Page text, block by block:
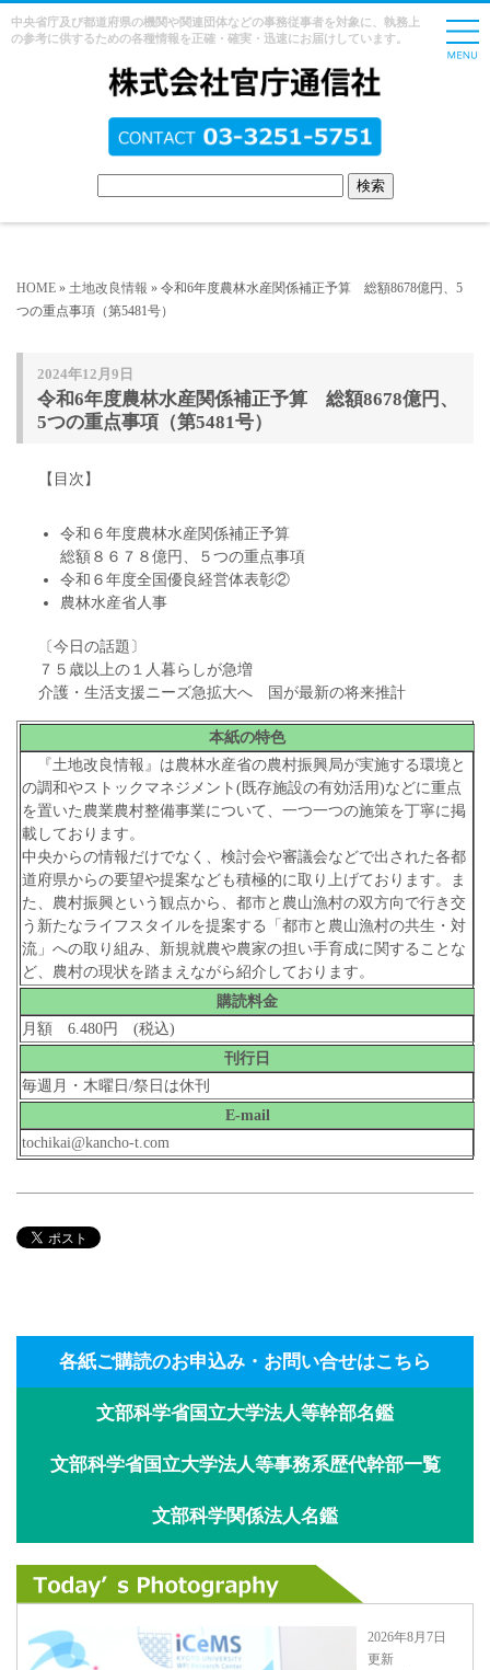
中央省庁及び都道府県の機関や関連団体などの事務従事者を対象に、執務上
の参考に供するための各種情報を正確・確実・迅速にお届けしています。
HOME » 土地改良情報 » 令和6年度農林水産関係補正予算 総額8678億円、5
つの重点事項（第5481号）
2024年12月9日
令和6年度農林水産関係補正予算 総額8678億円、
5つの重点事項（第5481号）
【目次】
令和６年度農林水産関係補正予算
総額８６７８億円、５つの重点事項
令和６年度全国優良経営体表彰②
農林水産省人事
〔今日の話題〕
７５歳以上の１人暮らしが急増
介護・生活支援ニーズ急拡大へ 国が最新の将来推計
本紙の特色
『土地改良情報』は農林水産省の農村振興局が実施する環境と
の調和やストックマネジメント(既存施設の有効活用)などに重点
を置いた農業農村整備事業について、一つ一つの施策を丁寧に掲
載しております。
中央からの情報だけでなく、検討会や審議会などで出された各都
道府県からの要望や提案なども積極的に取り上げております。ま
た、農村振興という観点から、都市と農山漁村の双方向で行き交
う新たなライフスタイルを提案する「都市と農山漁村の共生・対
流」への取り組み、新規就農や農家の担い手育成に関することな
ど、農村の現状を踏まえながら紹介しております。
購読料金
月額 6.480円 (税込)
刊行日
毎週月・木曜日/祭日は休刊
E-mail
tochikai@kancho-t.com
各紙ご購読のお申込み・お問い合せはこちら
文部科学省国立大学法人等幹部名鑑
文部科学省国立大学法人等事務系歴代幹部一覧
文部科学関係法人名鑑
2026年8月7日
更新